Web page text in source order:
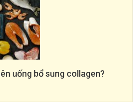
uống bổ sung collagen?